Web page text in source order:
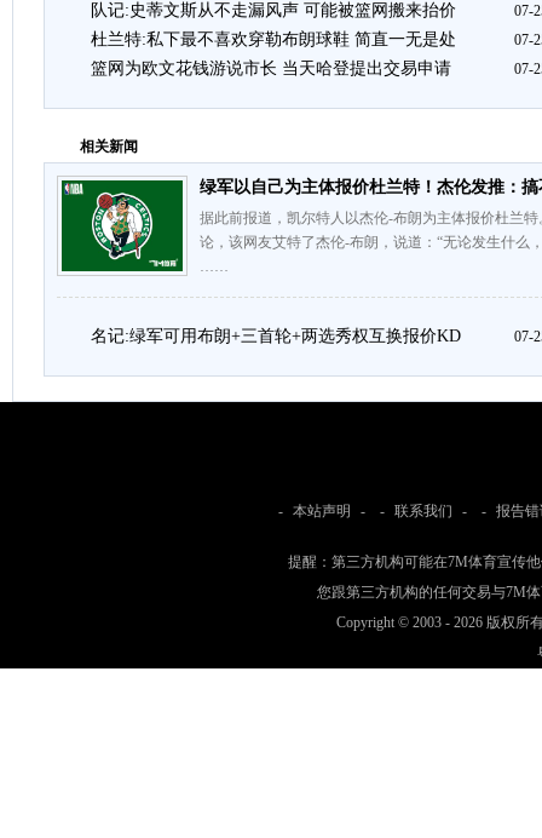
队记:史蒂文斯从不走漏风声 可能被篮网搬来抬价 07-
杜兰特:私下最不喜欢穿勒布朗球鞋 简直一无是处 07-
篮网为欧文花钱游说市长 当天哈登提出交易申请 07-
相关新闻
绿军以自己为主体报价杜兰特！杰伦发推：搞
据此前报道，凯尔特人以杰伦-布朗为主体报价杜兰
论，该网友艾特了杰伦-布朗，说道：“无论发生什么
……
名记:绿军可用布朗+三首轮+两选秀权互换报价KD 07-
- 本站声明 - - 联系我们 - - 报告
提醒：第三方机构可能在7M体育宣传
您跟第三方机构的任何交易与7M
Copyright © 2003 - 2026 版权所